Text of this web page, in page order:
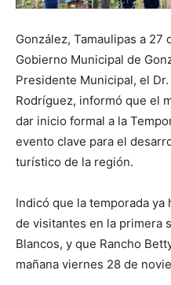
González, Tamaulipas a
Gobierno Municipal de
Presidente Municipal, el
Rodríguez, informó que el
dar inicio formal a la
evento clave para el
turístico de la región.
Indicó que la temporada
de visitantes en la primera
Blancos, y que Rancho
mañana viernes 28 de